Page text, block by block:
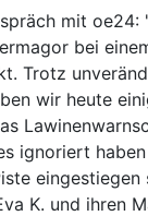
mit oe24:
bei
Trotz
wir heute
ignoriert
eingestiegen
K. und ihren